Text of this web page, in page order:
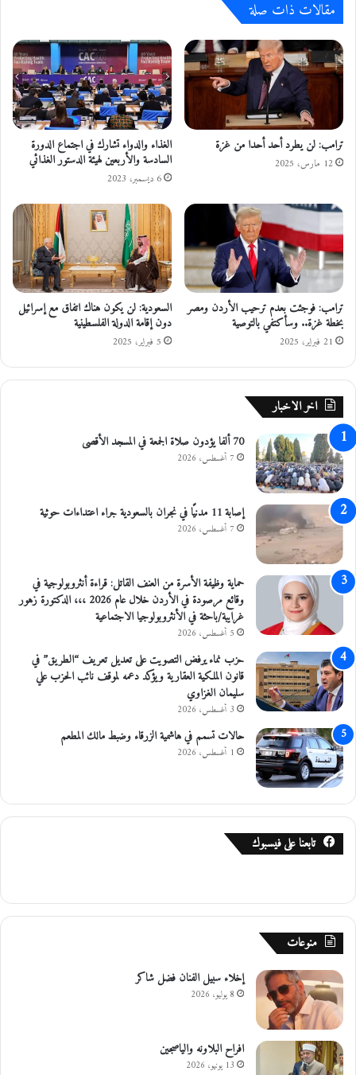
س
ف
ي
ر
ف
ي
7
و
ة
ح
و
ل
ا
ل
ع
ل
م
ك
ي
ة
ل
د
ي
ث
م
ظ
و
م
ة
ا
ل
س
ا
س
ة
خ
ل
ا
ل
ي
و
م
ي
ن
مقالات ذات صلة
ترامب: لن يطرد أحد أحدا من غزة
12 مارس، 2025
الغذاء والدواء تشارك في اجتماع الدورة
السادسة والأربعين لهيئة الدستور الغذائي
6 ديسمبر، 2023
ترامب: فوجئت بعدم ترحيب الأردن ومصر
بخطة غزة.. وسأكتفي بالتوصية
21 فبراير، 2025
السعودية: لن يكون هناك اتفاق مع إسرائيل
دون إقامة الدولة الفلسطينية
5 فبراير، 2025
اخر الاخبار
70 ألفا يؤدون صلاة الجمعة في المسجد الأقصى
7 أغسطس، 2026
إصابة 11 مدنيًا في نجران بالسعودية جراء اعتداءات حوثية
7 أغسطس، 2026
حماية وظيفة الأسرة من العنف القاتل: قراءة أنثروبولوجية في
وقائع مرصودة في الأردن خلال عام 2026 ،،، الدكتورة زهور
غرايبة/باحثة في الأنثروبولوجيا الاجتماعية
5 أغسطس، 2026
حزب نماء يرفض التصويت على تعديل تعريف “الطريق” في
قانون الملكية العقارية ويؤكد دعمه لموقف نائب الحزب علي
سليمان الغزاوي
3 أغسطس، 2026
حالات تسمم في هاشمية الزرقاء وضبط مالك المطعم
1 أغسطس، 2026
تابعنا على فيسبوك
منوعات
إخلاء سبيل الفنان فضل شاكر
8 يوليو، 2026
افراح البلاونه والياصجين
13 يونيو، 2026